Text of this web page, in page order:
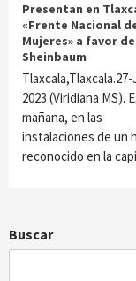
Presentan en
«Frente Nacional
Mujeres» a favor de
Sheinbaum
2023 (Viridiana MS).
mañana, en las
instalaciones de un
reconocido en la
Buscar